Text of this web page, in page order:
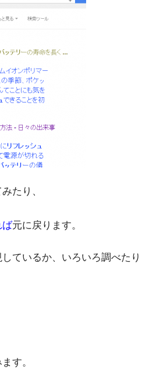
たり、
ば元に戻ります。
ているか、いろいろ調べたり
す。